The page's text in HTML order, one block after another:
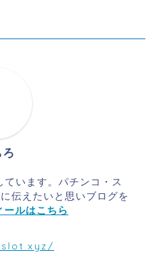
ろ
います。パチンコ・ス
伝えたいと思いブログを
ールはこちら